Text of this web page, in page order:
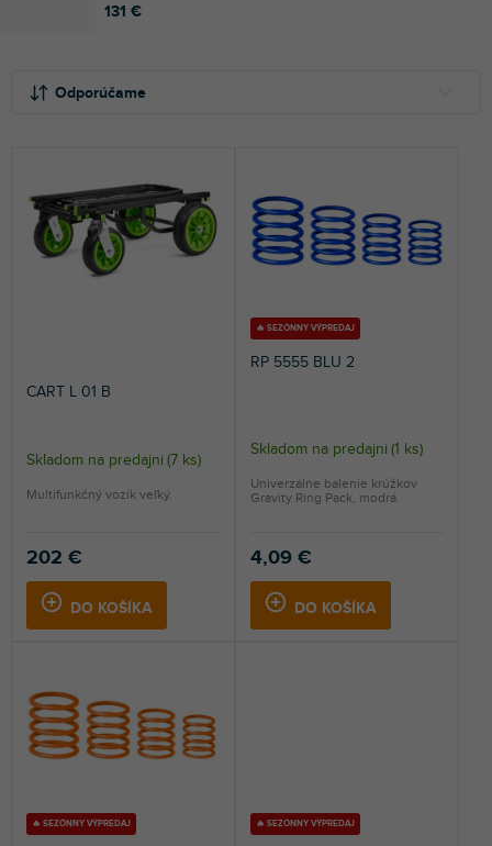
131 €
Odporúčame
NAJPREDÁVANEJŠIE
ABECEDNE
CART L 01 B
Priemerné
hodnotenie
5,0
z
hviezdičiek.
Skladom na predajni (7 ks)
202 €
DO KOŠÍKA
Multifunkčný vozík veľký.
🔥 SEZÓNNY VÝPREDAJ
RP 5555 BLU 2
Skladom na predajni (1 ks)
4,09 €
DO KOŠÍKA
Univerzálne balenie krúžkov
Gravity Ring Pack, modrá.
🔥 SEZÓNNY VÝPREDAJ 🔥 SEZÓNNY VÝPREDAJ